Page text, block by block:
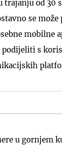
trajanju od 30
se može
mobilne
podijeliti s
u gornjem